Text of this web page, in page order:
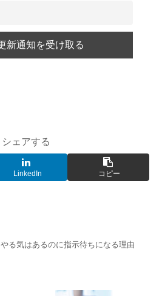
シェアする
LinkedIn コピー
やる気はあるのに指示待ちになる理由